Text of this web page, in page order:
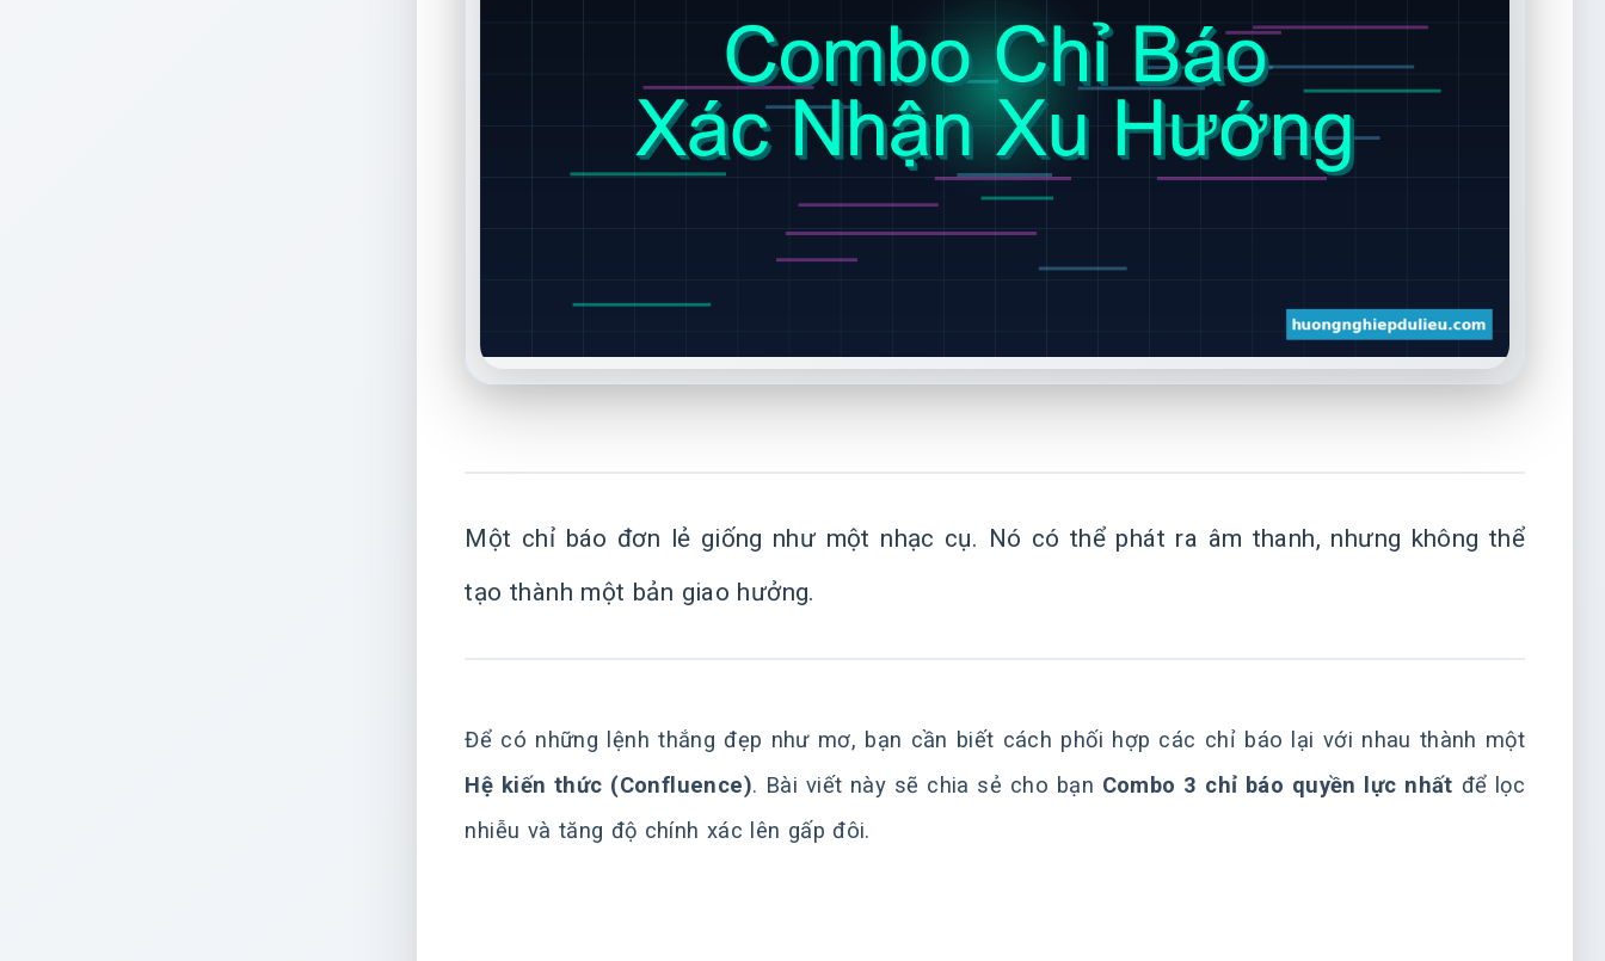
Một chỉ báo đơn lẻ giống như một nhạc cụ. Nó có thể phát ra âm thanh, nhưng không thể
tạo thành một bản giao hưởng.
Để có những lệnh thắng đẹp như mơ, bạn cần biết cách phối hợp các chỉ báo lại với nhau thành một
Hệ kiến thức (Confluence). Bài viết này sẽ chia sẻ cho bạn Combo 3 chỉ báo quyền lực nhất để lọc
nhiễu và tăng độ chính xác lên gấp đôi.